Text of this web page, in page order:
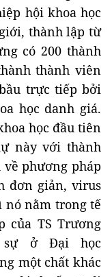
hội khoa học
thành lập từ
có 200 thành
thành viên
trực tiếp bởi
học danh giá.
học đầu tiên
này với thành
phương pháp
đơn giản, virus
nó nằm trong tế
của TS Trương
sự ở Đại học
một chất khác